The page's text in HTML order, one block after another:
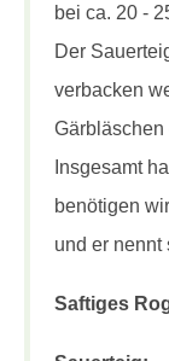
bei ca. 20 -
Der
verbacken
Gärbläschen
Insgesamt
benötigen
und er nennt
Saftiges